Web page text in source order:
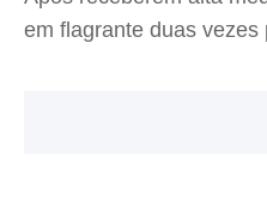
em flagrante duas